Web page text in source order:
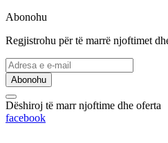
Abonohu
Regjistrohu për të marrë njoftimet
Abonohu
Dëshiroj të marr njoftime dhe oferta
facebook